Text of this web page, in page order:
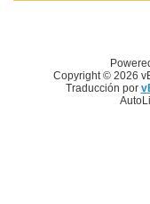
Copyright © 2026
Traducción por